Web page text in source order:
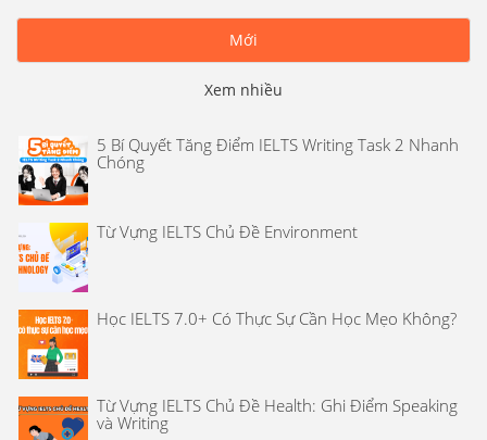
Mới
Xem nhiều
5 Bí Quyết Tăng Điểm IELTS Writing Task 2 Nhanh
Chóng
Từ Vựng IELTS Chủ Đề Environment
Học IELTS 7.0+ Có Thực Sự Cần Học Mẹo Không?
Từ Vựng IELTS Chủ Đề Health: Ghi Điểm Speaking
và Writing